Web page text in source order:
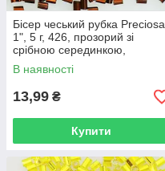
Бісер чеський рубка Preciosa
1", 5 г, 426, прозорий зі
срібною серединкою,
коричневий
В наявності
13,99 ₴
Купити